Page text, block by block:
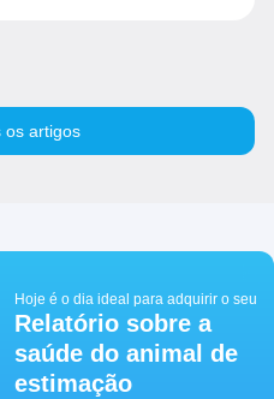
os artigos
Hoje é o dia ideal para adquirir o seu
Relatório sobre a
saúde do animal de
estimação